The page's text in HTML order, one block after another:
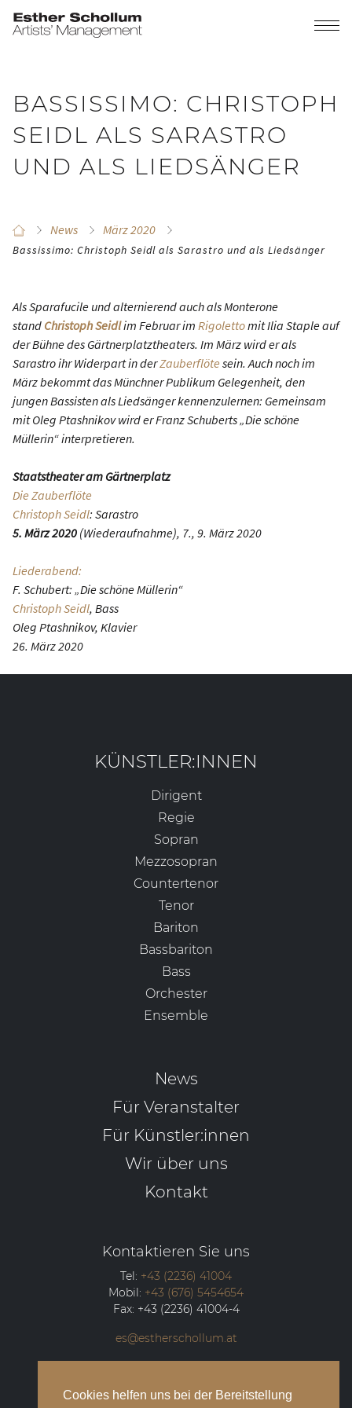
Cookies helfen uns bei der Bereitstellung
BASSISSIMO: CHRISTOPH
SEIDL ALS SARASTRO
UND ALS LIEDSÄNGER
News März 2020
Bassissimo: Christoph Seidl als Sarastro und als Liedsänger
Als Sparafucile und alternierend auch als Monterone
stand Christoph Seidlim Februar im Rigolettomit Ilia Staple auf
der Bühne des Gärtnerplatztheaters. Im März wird er als
Sarastro ihr Widerpart in derZauberflöte sein. Auch noch im
März bekommt das Münchner Publikum Gelegenheit, den
jungen Bassisten als Liedsänger kennenzulernen: Gemeinsam
mit Oleg Ptashnikov wird er Franz Schuberts „Die schöne
Müllerin“ interpretieren.
Staatstheater am Gärtnerplatz
Die Zauberflöte
Christoph Seidl: Sarastro
5. März 2020 (Wiederaufnahme), 7., 9. März 2020
Liederabend:
F. Schubert: „Die schöne Müllerin“
Christoph Seidl, Bass
Oleg Ptashnikov, Klavier
26. März 2020
KÜNSTLER:INNEN
Dirigent
Regie
Sopran
Mezzosopran
Countertenor
Tenor
Bariton
Bassbariton
Bass
Orchester
Ensemble
News
Für Veranstalter
Für Künstler:innen
Wir über uns
Kontakt
Kontaktieren Sie uns
Tel: +43 (2236) 41004
Mobil: +43 (676) 5454654
Fax: +43 (2236) 41004-4
es@estherschollum.at
2340 Mödling